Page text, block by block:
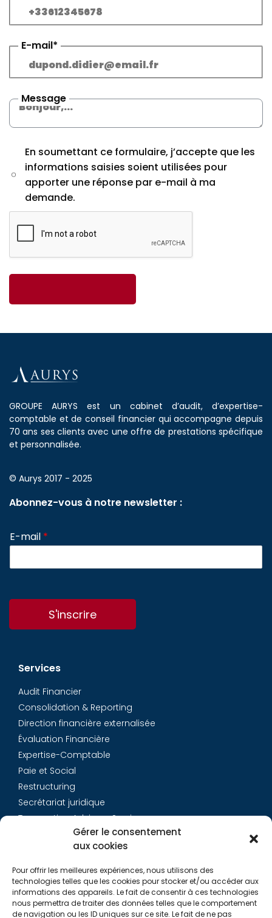
Gérer le consentement
aux cookies
Pour offrir les meilleures expériences, nous utilisons des
technologies telles que les cookies pour stocker et/ou accéder aux
informations des appareils. Le fait de consentir à ces technologies
nous permettra de traiter des données telles que le comportement
de navigation ou les ID uniques sur ce site. Le fait de ne pas
E-mail*
Message
En soumettant ce formulaire, j’accepte que les
informations saisies soient utilisées pour
apporter une réponse par e-mail à ma
demande.
GROUPE AURYS est un cabinet d’audit, d’expertise-
comptable et de conseil financier qui accompagne depuis
70 ans ses clients avec une offre de prestations spécifique
et personnalisée.
© Aurys 2017 - 2025
Abonnez-vous à notre newsletter :
E-mail *
S'inscrire
Services
Audit Financier
Consolidation & Reporting
Direction financière externalisée
Évaluation Financière
Expertise-Comptable
Paie et Social
Restructuring
Secrétariat juridique
Transaction Advisory Services
Équipe
Carrières
Contact